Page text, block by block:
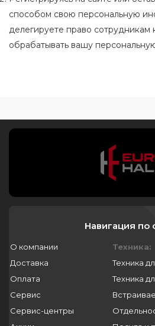
способом свою персональную
делегируете право сотрудникам
обрабатывать вашу
Навигация по
О компании
Доставка
Оплата
Сервис
Сервис-центры
Техника:
Техника
Техника